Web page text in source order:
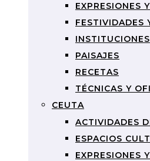
EXPRESIONES
FESTIVIDADES
INSTITUCIONES
PAISAJES
RECETAS
TÉCNICAS Y
CEUTA
ACTIVIDADES
ESPACIOS
EXPRESIONES